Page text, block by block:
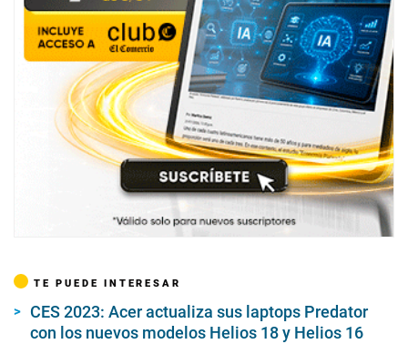
TE PUEDE INTERESAR
CES 2023: Acer actualiza sus laptops Predator
con los nuevos modelos Helios 18 y Helios 16